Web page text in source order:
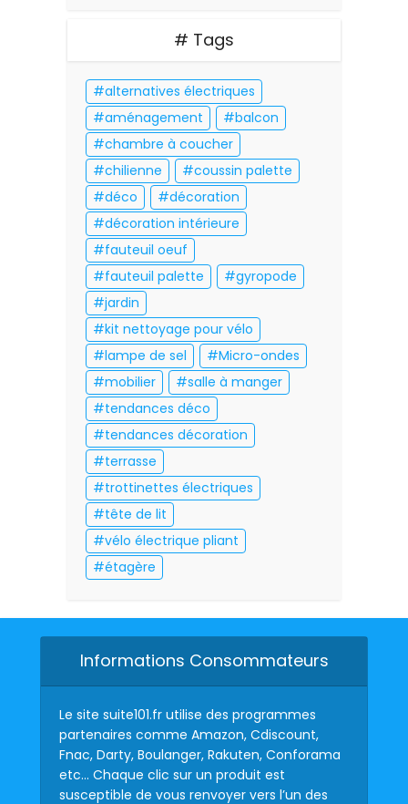
# Tags
alternatives électriques
aménagement
balcon
chambre à coucher
chilienne
coussin palette
déco
décoration
décoration intérieure
fauteuil oeuf
fauteuil palette
gyropode
jardin
kit nettoyage pour vélo
lampe de sel
Micro-ondes
mobilier
salle à manger
tendances déco
tendances décoration
terrasse
trottinettes électriques
tête de lit
vélo électrique pliant
étagère
Informations Consommateurs
Le site suite101.fr utilise des programmes
partenaires comme Amazon, Cdiscount,
Fnac, Darty, Boulanger, Rakuten, Conforama
etc… Chaque clic sur un produit est
susceptible de vous renvoyer vers l’un des